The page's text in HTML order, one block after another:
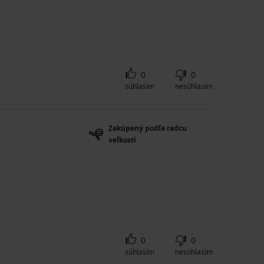
0
súhlasím
0
nesúhlasím
Zakúpený podľa radcu
veľkostí
0
súhlasím
0
nesúhlasím